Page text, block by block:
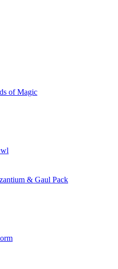
of Magic
& Gaul Pack